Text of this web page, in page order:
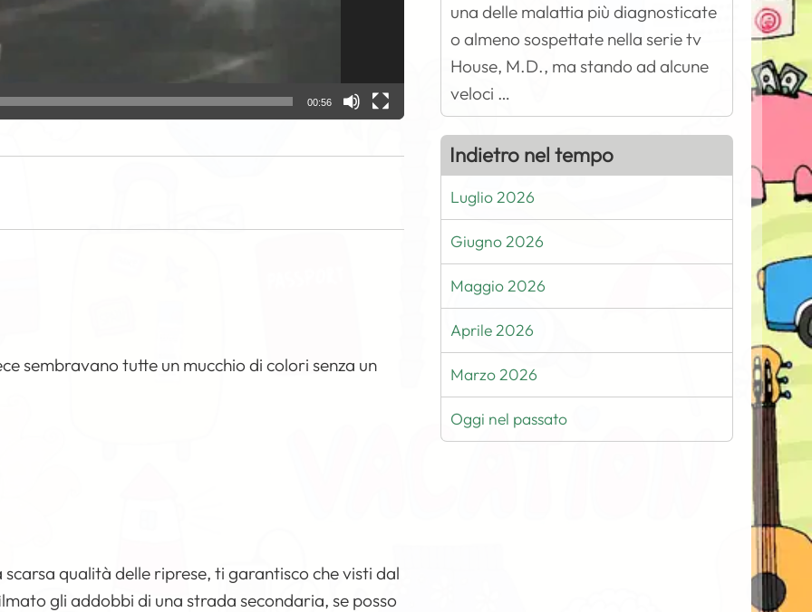
00:56
sembravano tutte un mucchio di colori senza un
qualità delle riprese, ti garantisco che visti dal
gli addobbi di una strada secondaria, se posso
una delle malattia più diagnosticate
o almeno sospettate nella serie tv
House, M.D., ma stando ad alcune
veloci …
Indietro nel tempo
Luglio 2026
Giugno 2026
Maggio 2026
Aprile 2026
Marzo 2026
Oggi nel passato